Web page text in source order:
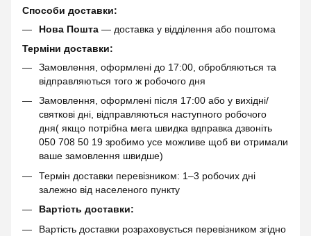
Способи доставки:
Нова Пошта — доставка у відділення або поштома
Терміни доставки:
Замовлення, оформлені до 17:00, обробляються та
відправляються того ж робочого дня
Замовлення, оформлені після 17:00 або у вихідні/
святкові дні, відправляються наступного робочого
дня( якщо потрібна мега швидка вдправка дзвоніть
050 708 50 19 зробимо усе можливе щоб ви отримали
ваше замовлення швидше)
Термін доставки перевізником: 1–3 робочих дні
залежно від населеного пункту
Вартість доставки:
Вартість доставки розраховується перевізником згідно